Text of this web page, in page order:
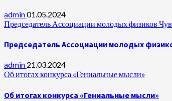
admin01.05.2024
Председатель Ассоциации молодых физиков
Председатель Ассоциации молодых
admin 21.03.2024
Об итогах конкурса «Гениальные мысли»
Об итогах конкурса «Гениальные мысли»